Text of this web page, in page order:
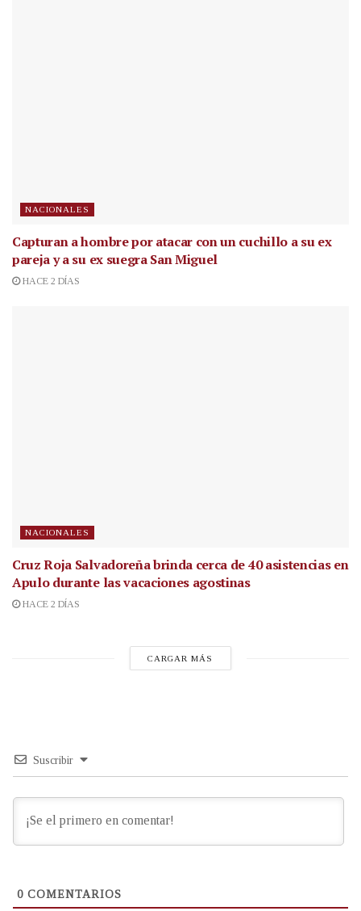
NACIONALES
Capturan a hombre por atacar con un cuchillo a su ex
pareja y a su ex suegra San Miguel
HACE 2 DÍAS
NACIONALES
Cruz Roja Salvadoreña brinda cerca de 40 asistencias en
Apulo durante las vacaciones agostinas
HACE 2 DÍAS
CARGAR MÁS
Suscribir
0 COMENTARIOS